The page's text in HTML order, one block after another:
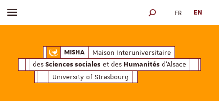
MISHAMaison Interuniversitaire des
Maison Interuniversitaire
des Sciences sociales et des Humanités d'Alsace
University of Strasbourg
Toggle menu SEARCH ENGINE
FR EN